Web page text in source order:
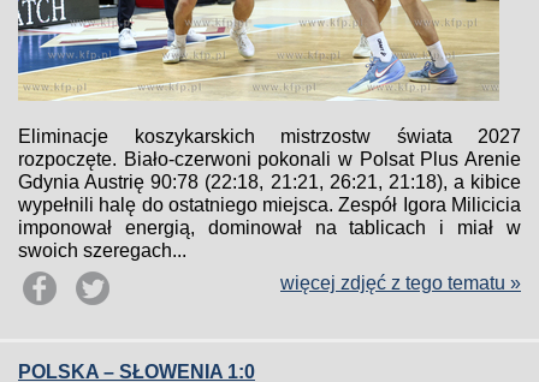
Eliminacje koszykarskich mistrzostw świata 2027
rozpoczęte. Biało-czerwoni pokonali w Polsat Plus Arenie
Gdynia Austrię 90:78 (22:18, 21:21, 26:21, 21:18), a kibice
wypełnili halę do ostatniego miejsca. Zespół Igora Milicicia
imponował energią, dominował na tablicach i miał w
swoich szeregach...
więcej zdjęć z tego tematu »
POLSKA – SŁOWENIA 1:0